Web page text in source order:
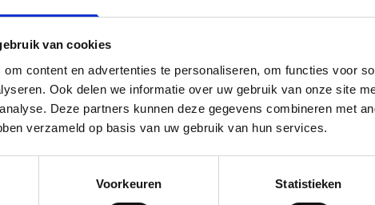
van cookies
content en advertenties te personaliseren, om functies voor
Ook delen we informatie over uw gebruik van onze site
Deze partners kunnen deze gegevens combineren met
verzameld op basis van uw gebruik van hun services.
Voorkeuren Statistieken
van NTI NLP in mijn mailbox.